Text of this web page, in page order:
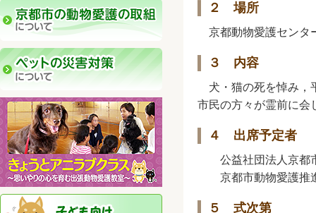
２ 場所
京都動物愛護センタ
３ 内容
犬・猫の死を悼み，
市民の方々が霊前に会
４ 出席予定者
公益社団法人京都市
京都市動物愛護推進
５ 式次第